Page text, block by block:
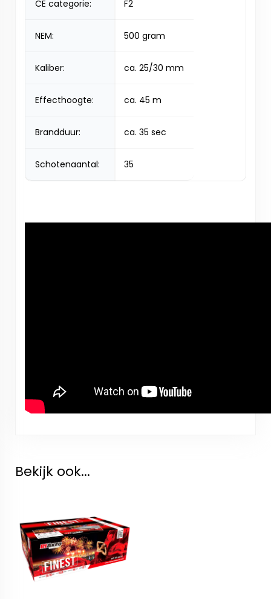
CE categorie: F2
NEM: 500 gram
Kaliber: ca. 25/30 mm
Effecthoogte: ca. 45 m
Brandduur: ca. 35 sec
Schotenaantal: 35
Bekijk ook...